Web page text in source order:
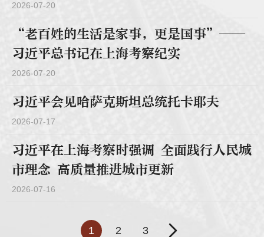
2026-07-20
“老百姓的生活是家事，更是国事”——
习近平总书记在上海考察纪实
2026-07-20
习近平会见哈萨克斯坦总统托卡耶夫
2026-07-17
习近平在上海考察时强调 全面践行人民城
市理念 高质量推进城市更新
2026-07-16
1 2 3